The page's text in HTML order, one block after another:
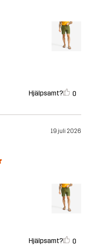
Hjälpsamt? 0
19 juli 2026
Hjälpsamt? 0